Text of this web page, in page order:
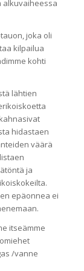
alkuvaiheessa
joka oli
kilpailua
kohti
lähtien
hidastaen
väärä
ja
epäonnea ei
itseämme
/vanne